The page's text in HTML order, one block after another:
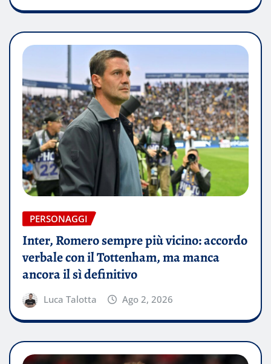
PERSONAGGI
Inter, Romero sempre più vicino: accordo
verbale con il Tottenham, ma manca
ancora il sì definitivo
Luca Talotta Ago 2, 2026